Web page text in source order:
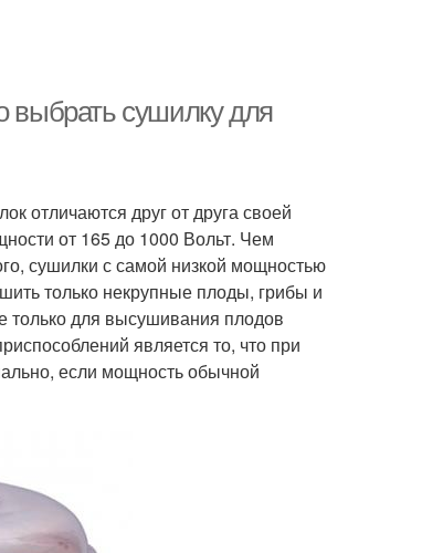
выбрать сушилку для
отличаются друг от друга своей
от 165 до 1000 Вольт. Чем
сушилки с самой низкой мощностью
только некрупные плоды, грибы и
только для высушивания плодов
является то, что при
если мощность обычной